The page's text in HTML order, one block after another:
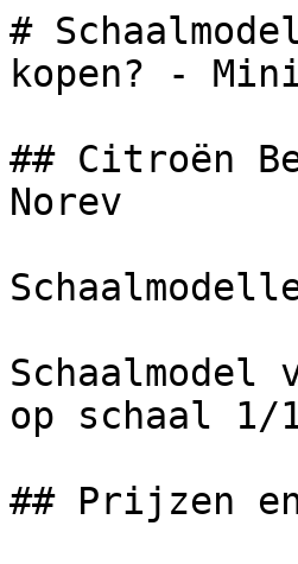
#
kopen? -
## Citroën
Norev
Schaalmodel
op schaal 1/
## Prijzen